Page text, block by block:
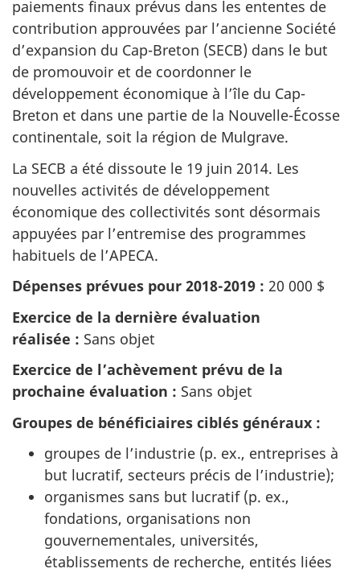
paiements finaux prévus dans les ententes de
contribution approuvées par l’ancienne Société
d’expansion du Cap-Breton (SECB) dans le but
de promouvoir et de coordonner le
développement économique à l’île du Cap-
Breton et dans une partie de la Nouvelle-Écosse
continentale, soit la région de Mulgrave.
La SECB a été dissoute le 19 juin 2014. Les
nouvelles activités de développement
économique des collectivités sont désormais
appuyées par l’entremise des programmes
habituels de l’APECA.
Dépenses prévues pour 2018-2019 : 20 000 $
Exercice de la dernière évaluation
réalisée : Sans objet
Exercice de l’achèvement prévu de la
prochaine évaluation : Sans objet
Groupes de bénéficiaires ciblés généraux :
groupes de l’industrie (p. ex., entreprises à
but lucratif, secteurs précis de l’industrie);
organismes sans but lucratif (p. ex.,
fondations, organisations non
gouvernementales, universités,
établissements de recherche, entités liées